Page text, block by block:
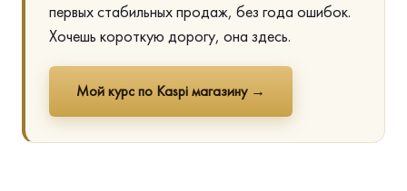
первых стабильных продаж, без года ошибок.
Хочешь короткую дорогу, она здесь.
Мой курс по Kaspi магазину →